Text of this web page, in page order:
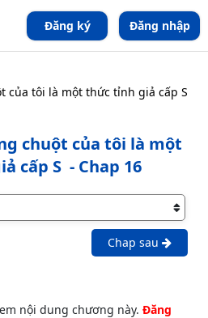
Đăng ký Đăng nhập
của tôi là một thức tỉnh giả cấp S
chuột của tôi là một
cấp S - Chap 16
Chap sau
nội dung chương này. Đăng